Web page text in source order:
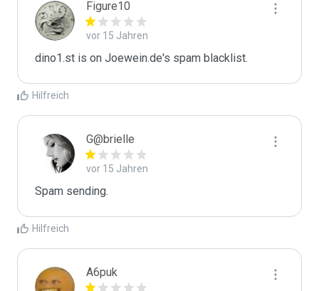
Figure10
vor 15 Jahren
dino1.st is on Joewein.de's spam blacklist.
Hilfreich
G@brielle
vor 15 Jahren
Spam sending.
Hilfreich
A6puk